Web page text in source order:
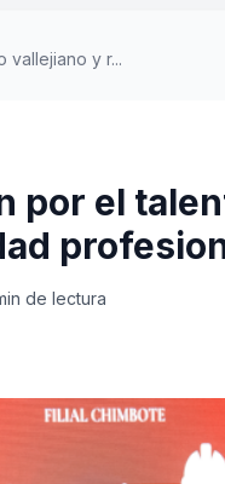
vallejiano y r...
por el
de lectura